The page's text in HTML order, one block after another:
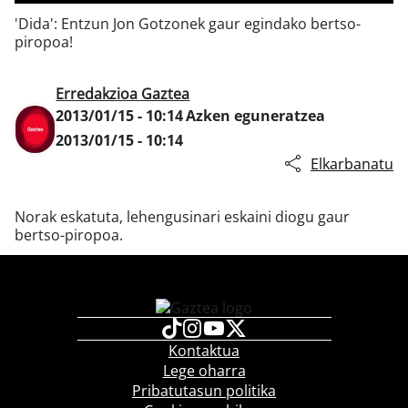
'Dida': Entzun Jon Gotzonek gaur egindako bertso-
piropoa!
Erredakzioa Gaztea
2013/01/15 - 10:14Azken eguneratzea
2013/01/15 - 10:14
Elkarbanatu
Norak eskatuta, lehengusinari eskaini diogu gaur
bertso-piropoa.
Kontaktua
Lege oharra
Pribatutasun politika